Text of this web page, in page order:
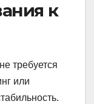
к
требуется
или